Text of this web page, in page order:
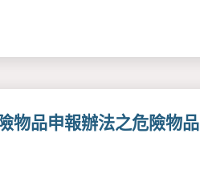
物品申報辦法之危險物品